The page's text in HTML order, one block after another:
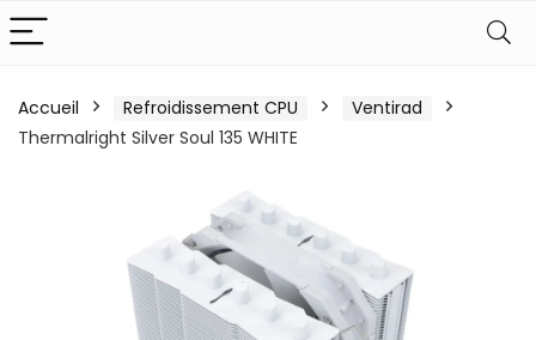
Accueil Refroidissement CPU
Ventirad
Thermalright Silver Soul 135 WHITE